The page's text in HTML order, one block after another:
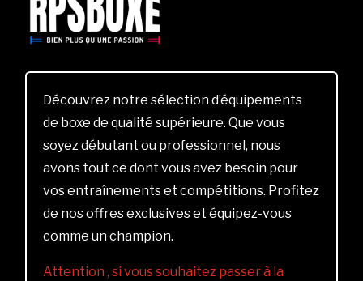
Découvrez notre sélection d’équipements
de boxe de qualité supérieure. Que vous
soyez débutant ou professionnel, nous
avons tout ce dont vous avez besoin pour
vos entraînements et compétitions. Profitez
de nos offres exclusives et équipez-vous
comme un champion.
Attention , si vous souhaitez passer à la